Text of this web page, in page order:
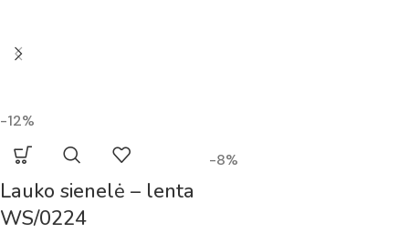
-12%
Lauko sienelė – lenta
WS/0224
-8%